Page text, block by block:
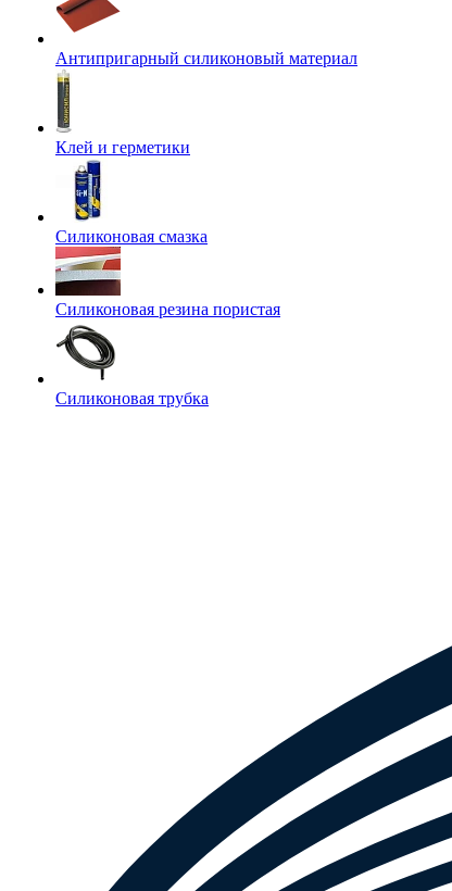
Антипригарный силиконовый материал
Клей и герметики
Силиконовая смазка
Силиконовая резина пористая
Силиконовая трубка